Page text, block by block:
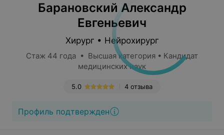
Барановский Александр
Евгеньевич
Хирург • Нейрохирург
Стаж 44 года • Высшая категория • Кандидат
медицинских наук
4 отзыва
5.0
Профиль подтвержден